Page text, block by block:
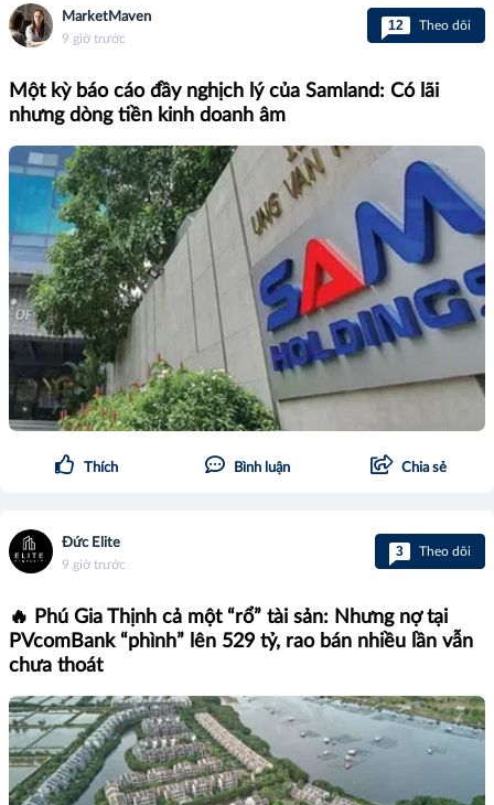
MarketMaven
9 giờ trước
12 Theo dõi
Một kỳ báo cáo đầy nghịch lý của Samland: Có lãi
nhưng dòng tiền kinh doanh âm
Thích Bình luận Chia sẻ
Đức Elite
9 giờ trước
3 Theo dõi
🔥 Phú Gia Thịnh cả một “rổ” tài sản: Nhưng nợ tại
PVcomBank “phình” lên 529 tỷ, rao bán nhiều lần vẫn
chưa thoát